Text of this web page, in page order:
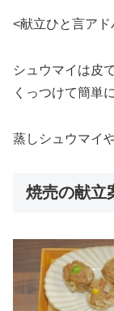
<献立ひと言アド
シュウマイは皮
くっつけて簡単
蒸しシュウマイ
焼売の献